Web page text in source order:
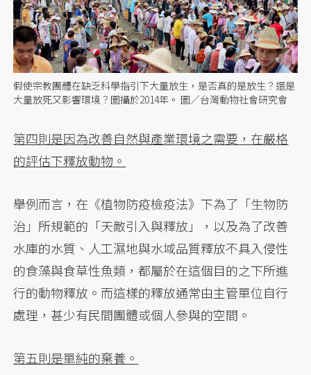
假使宗教團體在缺乏科學指引下大量放生，是否真的是放生？還是
大量放死又影響環境？圖攝於2014年。 圖／台灣動物社會研究會
第四則是因為改善自然與產業環境之需要，在嚴格
的評估下釋放動物。
舉例而言，在《植物防疫檢疫法》下為了「生物防
治」所規範的「天敵引入與釋放」，以及為了改善
水庫的水質、人工濕地與水域品質釋放不具入侵性
的食藻與食草性魚類，都屬於在這個目的之下所進
行的動物釋放。而這樣的釋放通常由主管單位自行
處理，甚少有民間團體或個人參與的空間。
第五則是單純的棄養。